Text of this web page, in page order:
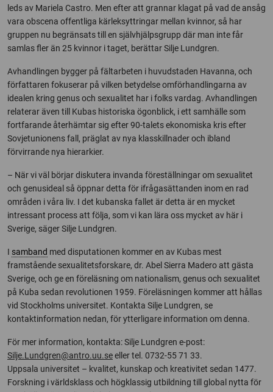
leds av Mariela Castro. Men efter att grannar klagat på vad de ansåg
vara obscena offentliga kärleksyttringar mellan kvinnor, så har
gruppen nu begränsats till en självhjälpsgrupp där man inte får
samlas fler än 25 kvinnor i taget, berättar Silje Lundgren.
Avhandlingen bygger på fältarbeten i huvudstaden Havanna, och
författaren fokuserar på vilken betydelse omförhandlingarna av
idealen kring genus och sexualitet har i folks vardag. Avhandlingen
relaterar även till Kubas historiska ögonblick, i ett samhälle som
fortfarande återhämtar sig efter 90-talets ekonomiska kris efter
Sovjetunionens fall, präglat av nya klasskillnader och ibland
förvirrande nya hierarkier.
– När vi väl börjar diskutera invanda föreställningar om sexualitet
och genusideal så öppnar detta för ifrågasättanden inom en rad
områden i våra liv. I det kubanska fallet är detta är en mycket
intressant process att följa, som vi kan lära oss mycket av här i
Sverige, säger Silje Lundgren.
I samband med disputationen kommer en av Kubas mest
framstående sexualitetsforskare, dr. Abel Sierra Madero att gästa
Sverige, och ge en föreläsning om nationalism, genus och sexualitet
på Kuba sedan revolutionen 1959. Föreläsningen kommer att hållas
vid Stockholms universitet. Kontakta Silje Lundgren, se
kontaktinformation nedan, för ytterligare information om denna.
För mer information, kontakta: Silje Lundgren e-post:
Silje.Lundgren@antro.uu.seeller tel. 0732-55 71 33.
Uppsala universitet – kvalitet, kunskap och kreativitet sedan 1477.
Forskning i världsklass och högklassig utbildning till global nytta för